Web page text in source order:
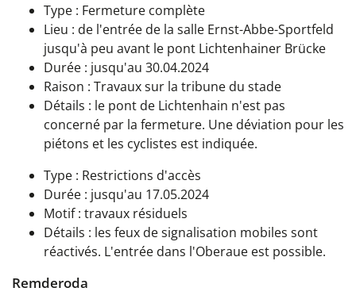
Type : Fermeture complète
Lieu : de l'entrée de la salle Ernst-Abbe-Sportfeld
jusqu'à peu avant le pont Lichtenhainer Brücke
Durée : jusqu'au 30.04.2024
Raison : Travaux sur la tribune du stade
Détails : le pont de Lichtenhain n'est pas
concerné par la fermeture. Une déviation pour les
piétons et les cyclistes est indiquée.
Type : Restrictions d'accès
Durée : jusqu'au 17.05.2024
Motif : travaux résiduels
Détails : les feux de signalisation mobiles sont
réactivés. L'entrée dans l'Oberaue est possible.
Remderoda